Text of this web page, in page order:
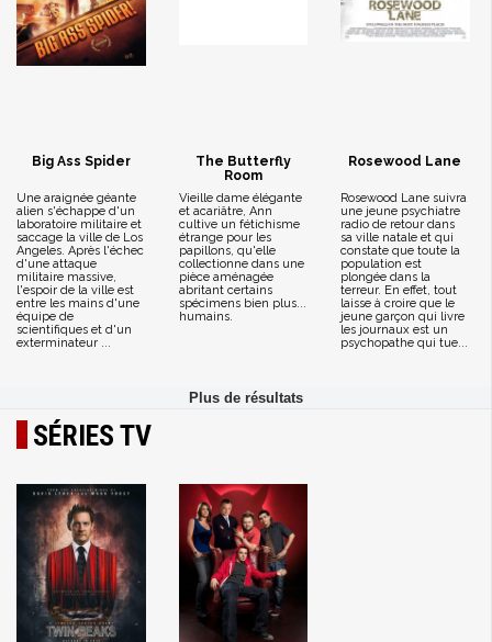
Big Ass Spider
Une araignée géante
alien s'échappe d'un
laboratoire militaire et
saccage la ville de Los
Angeles. Après l'échec
d'une attaque
militaire massive,
l'espoir de la ville est
entre les mains d'une
équipe de
scientifiques et d'un
exterminateur ...
The Butterfly
Room
Vieille dame élégante
et acariâtre, Ann
cultive un fétichisme
étrange pour les
papillons, qu'elle
collectionne dans une
pièce aménagée
abritant certains
spécimens bien plus...
humains.
Rosewood Lane
Rosewood Lane suivra
une jeune psychiatre
radio de retour dans
sa ville natale et qui
constate que toute la
population est
plongée dans la
terreur. En effet, tout
laisse à croire que le
jeune garçon qui livre
les journaux est un
psychopathe qui tue...
SÉRIES TV